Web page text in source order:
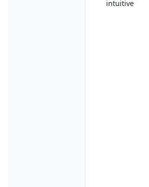
intuitive